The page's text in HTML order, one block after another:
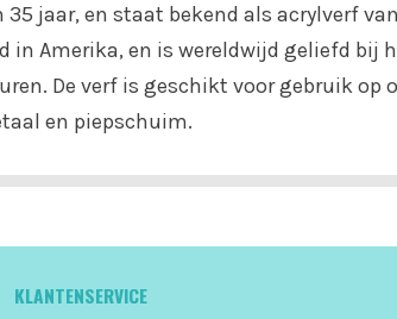
35 jaar, en staat bekend als acrylverf
in Amerika, en is wereldwijd geliefd bij
De verf is geschikt voor gebruik op
en piepschuim.
KLANTENSERVICE